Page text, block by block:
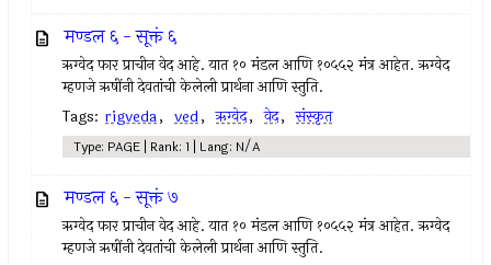
मण्डल ६ - सूक्तं ६
ऋग्वेद फार प्राचीन वेद आहे. यात १० मंडल आणि १०५५२ मंत्र आहेत. ऋग्वेद
म्हणजे ऋषींनी देवतांची केलेली प्रार्थना आणि स्तुति.
Tags: rigveda, ved, ऋग्वेद, वेद, संस्कृत
Type: PAGE | Rank: 1 | Lang: N/A
मण्डल ६ - सूक्तं ७
ऋग्वेद फार प्राचीन वेद आहे. यात १० मंडल आणि १०५५२ मंत्र आहेत. ऋग्वेद
म्हणजे ऋषींनी देवतांची केलेली प्रार्थना आणि स्तुति.